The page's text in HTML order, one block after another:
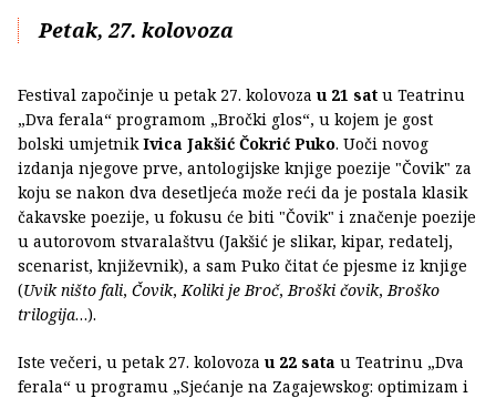
Petak, 27. kolovoza
Festival započinje u petak 27. kolovoza u 21 sat u Teatrinu
„Dva ferala“ programom „Bročki glos“, u kojem je gost
bolski umjetnik Ivica Jakšić Čokrić Puko. Uoči novog
izdanja njegove prve, antologijske knjige poezije "Čovik" za
koju se nakon dva desetljeća može reći da je postala klasik
čakavske poezije, u fokusu će biti "Čovik" i značenje poezije
u autorovom stvaralaštvu (Jakšić je slikar, kipar, redatelj,
scenarist, književnik), a sam Puko čitat će pjesme iz knjige
(Uvik ništo fali, Čovik, Koliki je Broč, Broški čovik, Broško
trilogija…).
Iste večeri, u petak 27. kolovoza u 22 sata u Teatrinu „Dva
ferala“ u programu „Sjećanje na Zagajewskog: optimizam i